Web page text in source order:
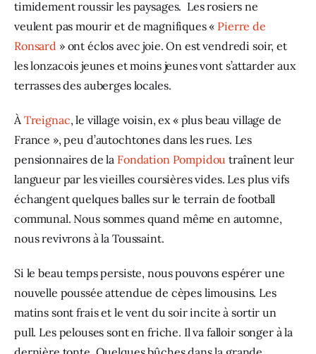
timidement roussir les paysages.  Les rosiers ne
veulent pas mourir et de magnifiques « Pierre de
Ronsard » ont éclos avec joie. On est vendredi soir, et
les lonzacois jeunes et moins jeunes vont s’attarder aux
terrasses des auberges locales.
À Treignac, le village voisin, ex « plus beau village de
France », peu d’autochtones dans les rues. Les
pensionnaires de la Fondation Pompidou traînent leur
langueur par les vieilles coursières vides. Les plus vifs
échangent quelques balles sur le terrain de football
communal. Nous sommes quand même en automne,
nous revivrons à la Toussaint.
Si le beau temps persiste, nous pouvons espérer une
nouvelle poussée attendue de cèpes limousins. Les
matins sont frais et le vent du soir incite à sortir un
pull. Les pelouses sont en friche. Il va falloir songer à la